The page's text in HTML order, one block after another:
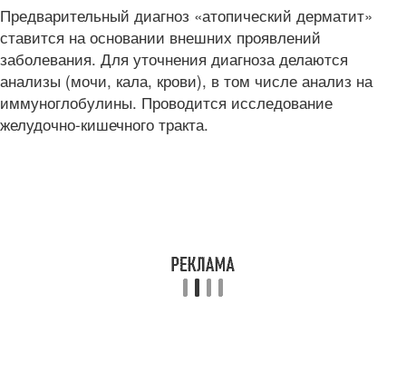
Предварительный диагноз «атопический дерматит»
ставится на основании внешних проявлений
заболевания. Для уточнения диагноза делаются
анализы (мочи, кала, крови), в том числе анализ на
иммуноглобулины. Проводится исследование
желудочно-кишечного тракта.